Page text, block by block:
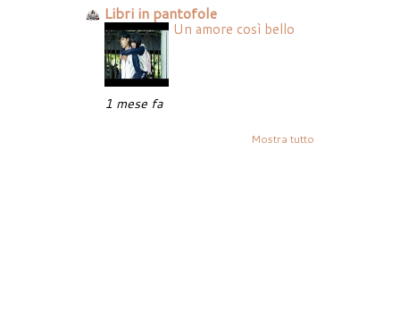
Libri in pantofole
Un amore così bello
1 mese fa
Mostra tutto